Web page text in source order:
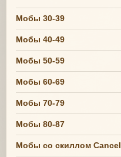
Мобы 30-39
Мобы 40-49
Мобы 50-59
Мобы 60-69
Мобы 70-79
Мобы 80-87
Мобы со скиллом Cancel